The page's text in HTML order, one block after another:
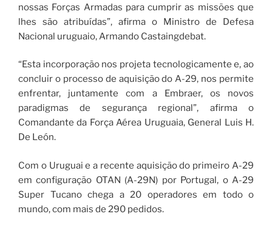
nossas Forças Armadas para cumprir as missões que
lhes são atribuídas”, afirma o Ministro de Defesa
Nacional uruguaio, Armando Castaingdebat.
“Esta incorporação nos projeta tecnologicamente e, ao
concluir o processo de aquisição do A-29, nos permite
enfrentar, juntamente com a Embraer, os novos
paradigmas de segurança regional”, afirma o
Comandante da Força Aérea Uruguaia, General Luis H.
De León.
Com o Uruguai e a recente aquisição do primeiro A-29
em configuração OTAN (A-29N) por Portugal, o A-29
Super Tucano chega a 20 operadores em todo o
mundo, com mais de 290 pedidos.